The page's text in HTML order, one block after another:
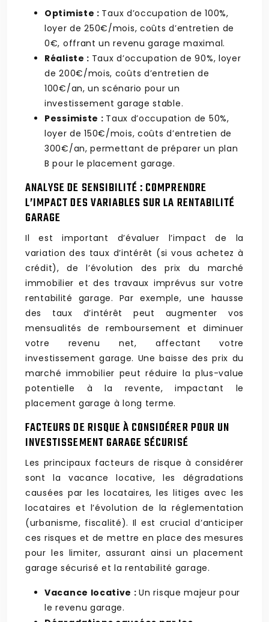
Optimiste : Taux d’occupation de 100%,
loyer de 250€/mois, coûts d’entretien de
0€, offrant un revenu garage maximal.
Réaliste : Taux d’occupation de 90%, loyer
de 200€/mois, coûts d’entretien de
100€/an, un scénario pour un
investissement garage stable.
Pessimiste : Taux d’occupation de 50%,
loyer de 150€/mois, coûts d’entretien de
300€/an, permettant de préparer un plan
B pour le placement garage.
ANALYSE DE SENSIBILITÉ : COMPRENDRE
L’IMPACT DES VARIABLES SUR LA RENTABILITÉ
GARAGE
Il est important d’évaluer l’impact de la
variation des taux d’intérêt (si vous achetez à
crédit), de l’évolution des prix du marché
immobilier et des travaux imprévus sur votre
rentabilité garage. Par exemple, une hausse
des taux d’intérêt peut augmenter vos
mensualités de remboursement et diminuer
votre revenu net, affectant votre
investissement garage. Une baisse des prix du
marché immobilier peut réduire la plus-value
potentielle à la revente, impactant le
placement garage à long terme.
FACTEURS DE RISQUE À CONSIDÉRER POUR UN
INVESTISSEMENT GARAGE SÉCURISÉ
Les principaux facteurs de risque à considérer
sont la vacance locative, les dégradations
causées par les locataires, les litiges avec les
locataires et l’évolution de la réglementation
(urbanisme, fiscalité). Il est crucial d’anticiper
ces risques et de mettre en place des mesures
pour les limiter, assurant ainsi un placement
garage sécurisé et la rentabilité garage.
Vacance locative :Un risque majeur pour
le revenu garage.